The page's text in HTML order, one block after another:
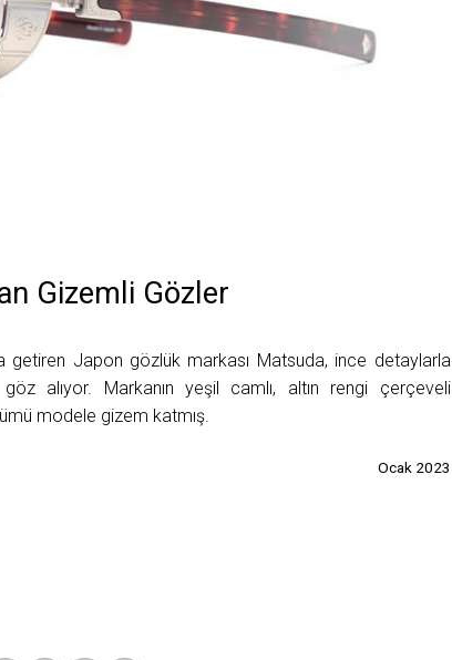
Gizemli Gözler
getiren Japon gözlük markası Matsuda, ince detaylarla
alıyor. Markanın yeşil camlı, altın rengi çerçeveli
modele gizem katmış.
Ocak 2023